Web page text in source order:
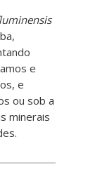
e
e
ou sob a
minerais